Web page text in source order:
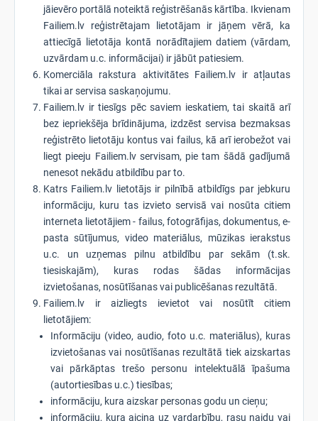
jāievēro portālā noteiktā reģistrēšanās kārtība. Ikvienam
Failiem.lv reģistrētajam lietotājam ir jāņem vērā, ka
attiecīgā lietotāja kontā norādītajiem datiem (vārdam,
uzvārdam u.c. informācijai) ir jābūt patiesiem.
Komerciāla rakstura aktivitātes Failiem.lv ir atļautas
tikai ar servisa saskaņojumu.
Failiem.lv ir tiesīgs pēc saviem ieskatiem, tai skaitā arī
bez iepriekšēja brīdinājuma, izdzēst servisa bezmaksas
reģistrēto lietotāju kontus vai failus, kā arī ierobežot vai
liegt pieeju Failiem.lv servisam, pie tam šādā gadījumā
nenesot nekādu atbildību par to.
Katrs Failiem.lv lietotājs ir pilnībā atbildīgs par jebkuru
informāciju, kuru tas izvieto servisā vai nosūta citiem
interneta lietotājiem - failus, fotogrāfijas, dokumentus, e-
pasta sūtījumus, video materiālus, mūzikas ierakstus
u.c. un uzņemas pilnu atbildību par sekām (t.sk.
tiesiskajām), kuras rodas šādas informācijas
izvietošanas, nosūtīšanas vai publicēšanas rezultātā.
Failiem.lv ir aizliegts ievietot vai nosūtīt citiem
lietotājiem:
Informāciju (video, audio, foto u.c. materiālus), kuras
izvietošanas vai nosūtīšanas rezultātā tiek aizskartas
vai pārkāptas trešo personu intelektuālā īpašuma
(autortiesības u.c.) tiesības;
informāciju, kura aizskar personas godu un cieņu;
informāciju, kura aicina uz vardarbību, rasu naidu vai